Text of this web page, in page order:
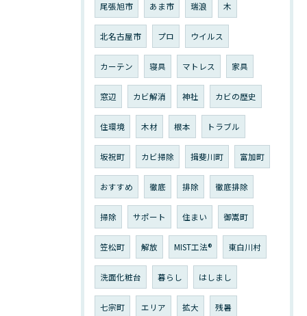
尾張旭市 あま市 瑞浪 木
北名古屋市 プロ ウイルス
カーテン 寝具 マトレス 家具
窓辺 カビ解消 神社 カビの歴史
住環境 木材 根本 トラブル
坂祝町 カビ掃除 揖斐川町 富加町
おすすめ 徹底 排除 徹底排除
掃除 サポート 住まい 御嵩町
笠松町 解放 MIST工法®︎ 東白川村
洗面化粧台 暮らし はしまし
七宗町 エリア 拡大 残暑